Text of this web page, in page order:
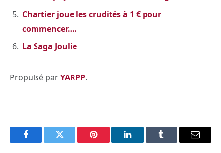
Chartier joue les crudités à 1 € pour
commencer….
La Saga Joulie
Propulsé parYARPP.
FacebookTwitter Pinterest LinkedInTumblr Email